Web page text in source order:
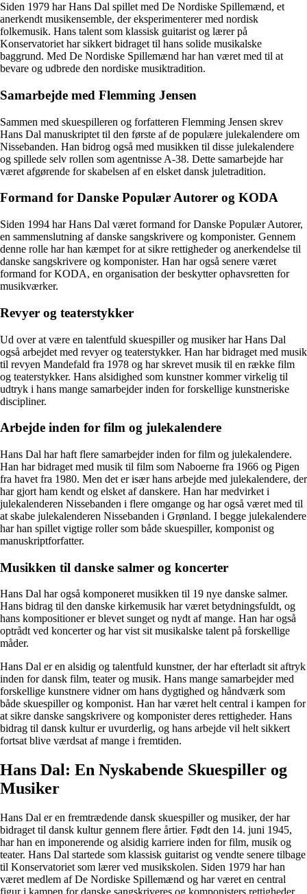
Siden 1979 har Hans Dal spillet med De Nordiske Spillemænd, et
anerkendt musikensemble, der eksperimenterer med nordisk
folkemusik. Hans talent som klassisk guitarist og lærer på
Konservatoriet har sikkert bidraget til hans solide musikalske
baggrund. Med De Nordiske Spillemænd har han været med til at
bevare og udbrede den nordiske musiktradition.
Samarbejde med Flemming Jensen
Sammen med skuespilleren og forfatteren Flemming Jensen skrev
Hans Dal manuskriptet til den første af de populære julekalendere om
Nissebanden. Han bidrog også med musikken til disse julekalendere
og spillede selv rollen som agentnisse A-38. Dette samarbejde har
været afgørende for skabelsen af en elsket dansk juletradition.
Formand for Danske Populær Autorer og KODA
Siden 1994 har Hans Dal været formand for Danske Populær Autorer,
en sammenslutning af danske sangskrivere og komponister. Gennem
denne rolle har han kæmpet for at sikre rettigheder og anerkendelse til
danske sangskrivere og komponister. Han har også senere været
formand for KODA, en organisation der beskytter ophavsretten for
musikværker.
Revyer og teaterstykker
Ud over at være en talentfuld skuespiller og musiker har Hans Dal
også arbejdet med revyer og teaterstykker. Han har bidraget med musik
til revyen Mandefald fra 1978 og har skrevet musik til en række film
og teaterstykker. Hans alsidighed som kunstner kommer virkelig til
udtryk i hans mange samarbejder inden for forskellige kunstneriske
discipliner.
Arbejde inden for film og julekalendere
Hans Dal har haft flere samarbejder inden for film og julekalendere.
Han har bidraget med musik til film som Naboerne fra 1966 og Pigen
fra havet fra 1980. Men det er især hans arbejde med julekalendere, der
har gjort ham kendt og elsket af danskere. Han har medvirket i
julekalenderen Nissebanden i flere omgange og har også været med til
at skabe julekalenderen Nissebanden i Grønland. I begge julekalendere
har han spillet vigtige roller som både skuespiller, komponist og
manuskriptforfatter.
Musikken til danske salmer og koncerter
Hans Dal har også komponeret musikken til 19 nye danske salmer.
Hans bidrag til den danske kirkemusik har været betydningsfuldt, og
hans kompositioner er blevet sunget og nydt af mange. Han har også
optrådt ved koncerter og har vist sit musikalske talent på forskellige
måder.
Hans Dal er en alsidig og talentfuld kunstner, der har efterladt sit aftryk
inden for dansk film, teater og musik. Hans mange samarbejder med
forskellige kunstnere vidner om hans dygtighed og håndværk som
både skuespiller og komponist. Han har været helt central i kampen for
at sikre danske sangskrivere og komponister deres rettigheder. Hans
bidrag til dansk kultur er uvurderlig, og hans arbejde vil helt sikkert
fortsat blive værdsat af mange i fremtiden.
Hans Dal: En Nyskabende Skuespiller og
Musiker
Hans Dal er en fremtrædende dansk skuespiller og musiker, der har
bidraget til dansk kultur gennem flere årtier. Født den 14. juni 1945,
har han en imponerende og alsidig karriere inden for film, musik og
teater. Hans Dal startede som klassisk guitarist og vendte senere tilbage
til Konservatoriet som lærer ved musikskolen. Siden 1979 har han
været medlem af De Nordiske Spillemænd og har været en central